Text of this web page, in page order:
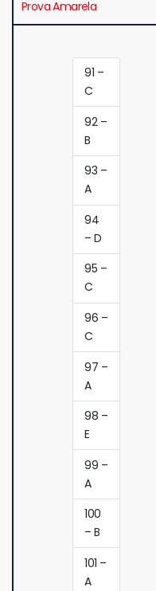
Prova Amarela
91 –
C
92 –
B
93 –
A
94
– D
95 –
C
96 –
C
97 –
A
98 –
E
99 –
A
100
– B
101 –
A